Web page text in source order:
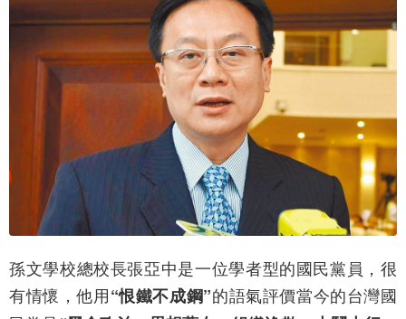
孫文學校總校長張亞中是一位學者型的國民黨員，很
有情懷，他用“恨鐵不成鋼”的語氣評價當今的台灣國